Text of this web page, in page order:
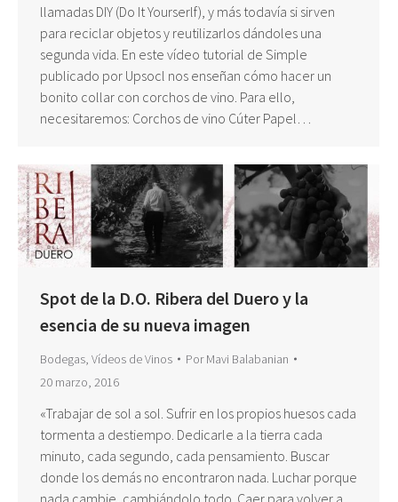
llamadas DIY (Do It Yourserlf), y más todavía si sirven
para reciclar objetos y reutilizarlos dándoles una
segunda vida. En este vídeo tutorial de Simple
publicado por Upsocl nos enseñan cómo hacer un
bonito collar con corchos de vino. Para ello,
necesitaremos: Corchos de vino Cúter Papel…
Spot de la D.O. Ribera del Duero y la
esencia de su nueva imagen
Bodegas, Vídeos de Vinos PorMavi Balabanian
20 marzo, 2016
«Trabajar de sol a sol. Sufrir en los propios huesos cada
tormenta a destiempo. Dedicarle a la tierra cada
minuto, cada segundo, cada pensamiento. Buscar
donde los demás no encontraron nada. Luchar porque
nada cambie, cambiándolo todo. Caer para volver a